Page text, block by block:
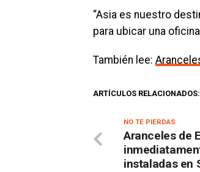
“Asia es nuestro
para ubicar una
También lee:
ARTÍCULOS RELACIONADOS:
NO TE PIERDAS
Aranceles de
instaladas en